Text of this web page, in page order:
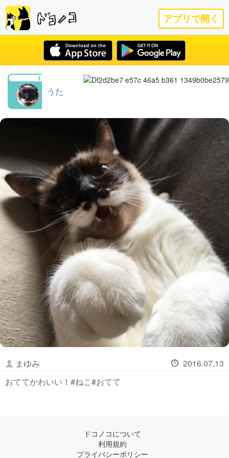
アプリで開く
うた
まゆみ
2016.07.13
おててかわいい！#ねこ#おてて
ドコノコについて
利用規約
プライバシーポリシー